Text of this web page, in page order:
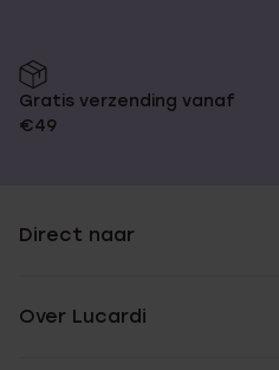
Gratis verzending vanaf
€49
Direct naar
Over Lucardi